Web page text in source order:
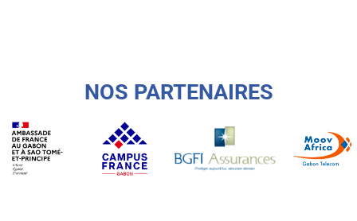
NOS PARTENAIRES